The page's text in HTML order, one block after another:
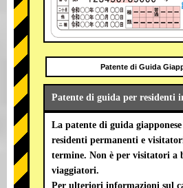
Patente di Guida
Patente di guida per residenti
La patente di guida
residenti permanenti e
termine. Non è per visitatori a
viaggiatori.
Per ulteriori informazioni sul